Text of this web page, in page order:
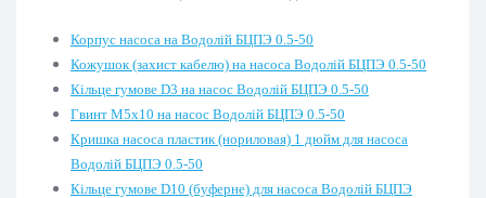
Корпус насоса на Водолій БЦПЭ 0.5-50
Кожушок (захист кабелю) на насоса Водолій БЦПЭ 0.5-50
Кільце гумове D3 на насос Водолій БЦПЭ 0.5-50
Гвинт М5х10 на насос Водолій БЦПЭ 0.5-50
Кришка насоса пластик (нориловая) 1 дюйм для насоса
Водолій БЦПЭ 0.5-50
Кільце гумове D10 (буферне) для насоса Водолій БЦПЭ